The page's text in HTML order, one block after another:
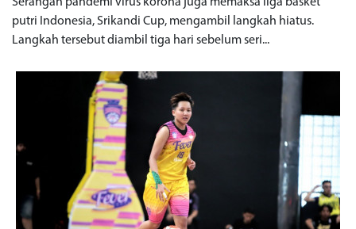
putri Indonesia, Srikandi Cup, mengambil langkah hiatus.
Langkah tersebut diambil tiga hari sebelum seri...